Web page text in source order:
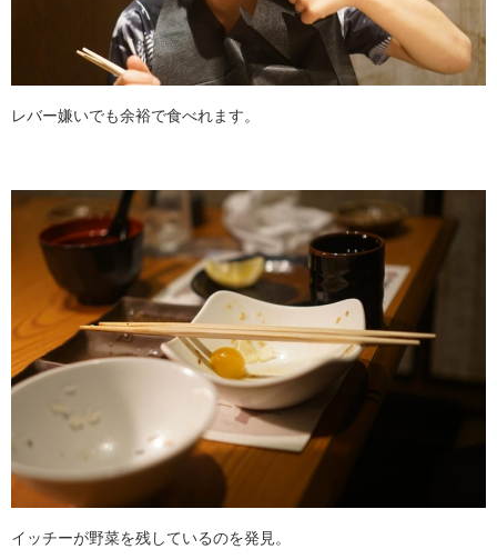
レバー嫌いでも余裕で食べれます。
イッチーが野菜を残しているのを発見。